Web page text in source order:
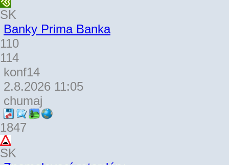
SK
Banky Prima Banka
110
114
konf14
2.8.2026 11:05
chumaj
1847
SK